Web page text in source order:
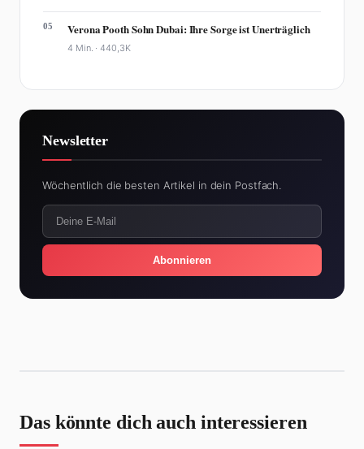
05 Verona Pooth Sohn Dubai: Ihre Sorge ist Unerträglich
4 Min. ·440,3K
Newsletter
Wöchentlich die besten Artikel in dein Postfach.
Abonnieren
Das könnte dich auch interessieren